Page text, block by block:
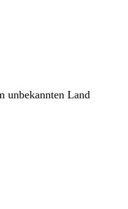
unbekannten Land